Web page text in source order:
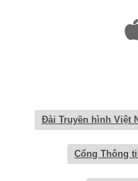
Đài Truyền hình Việt
Cổng Thông